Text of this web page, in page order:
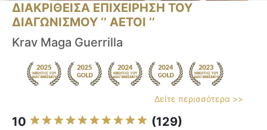
ΔΙΑΚΡΙΘΕΙΣΑ ΕΠΙΧΕΙΡΗΣΗ ΤΟΥ
ΔΙΑΓΩΝΙΣΜΟΥ ‘’ ΑΕΤΟΙ ‘’
Krav Maga Guerrilla
Δείτε περισσότερα >>
10 (129)